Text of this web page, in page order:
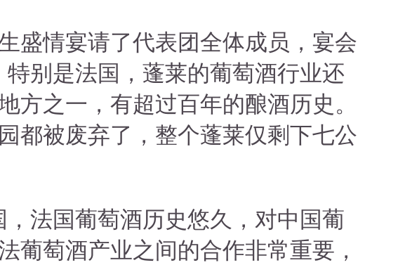
盛情宴请了代表团全体成员，宴会
别是法国，蓬莱的葡萄酒行业还
之一，有超过百年的酿酒历史。
都被废弃了，整个蓬莱仅剩下七公
法国葡萄酒历史悠久，对中国葡
葡萄酒产业之间的合作非常重要，